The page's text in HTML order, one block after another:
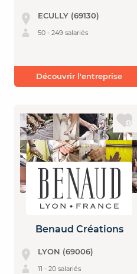
ECULLY (69130)
50 - 249 salariés
Découvrir l'entreprise
Benaud Créations
LYON (69006)
11 - 20 salariés